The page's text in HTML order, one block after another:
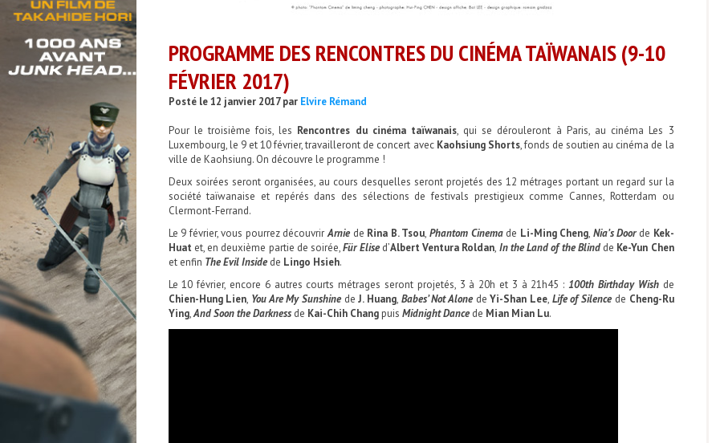
PROGRAMME DES RENCONTRES DU CINÉMA TAÏWANAIS (9-10
FÉVRIER 2017)
Posté le 12 janvier 2017 par Elvire Rémand
Pour le troisième fois, les Rencontres du cinéma taïwanais, qui se dérouleront à Paris, au cinéma Les 3
Luxembourg, le 9 et 10 février, travailleront de concert avec Kaohsiung Shorts, fonds de soutien au cinéma de la
ville de Kaohsiung. On découvre le programme !
Deux soirées seront organisées, au cours desquelles seront projetés des 12 métrages portant un regard sur la
société taïwanaise et repérés dans des sélections de festivals prestigieux comme Cannes, Rotterdam ou
Clermont-Ferrand.
Le 9 février, vous pourrez découvrirArniede Rina B. Tsou, Phantom Cinemade Li-Ming Cheng, Nia’s Doorde Kek-
Huat et, en deuxième partie de soirée,Für Elised’Albert Ventura Roldan, In the Land of the Blindde Ke-Yun Chen
et enfin The Evil Inside de Lingo Hsieh.
Le 10 février, encore 6 autres courts métrages seront projetés, 3 à 20h et 3 à 21h45 :100th Birthday Wishde
Chien-Hung Lien, You Are My SunshinedeJ. Huang, Babes’ Not Alone deYi-Shan Lee, Life of Silence de Cheng-Ru
Ying,And Soon the Darknessde Kai-Chih Changpuis Midnight Dancede Mian Mian Lu.